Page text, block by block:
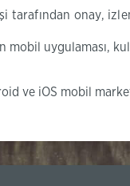
tarafından onay,
mobil uygulaması,
ve iOS mobil